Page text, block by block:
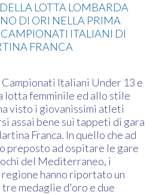
LOTTA LOMBARDA
DI ORI NELLA PRIMA
ITALIANI DI
FRANCA
Italiani Under 13 e
lotta femminile ed allo stile
visto i giovanissimi atleti
assai bene sui tappeti di gara
Franca. In quello che ad
preposto ad ospitare le gare
del Mediterraneo, i
hanno riportato un
medaglie d'oro e due